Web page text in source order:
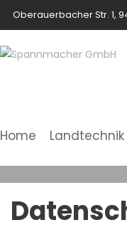
Oberauerbacher Str. 1,
Home Landtechnik